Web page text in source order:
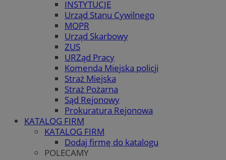
INSTYTUCJE
Urząd Stanu Cywilnego
MOPR
Urząd Skarbowy
ZUS
URZąd Pracy
Komenda Miejska policji
Straż Miejska
Straż Pożarna
Sąd Rejonowy
Prokuratura Rejonowa
KATALOG FIRM
KATALOG FIRM
Dodaj firmę do katalogu
POLECAMY